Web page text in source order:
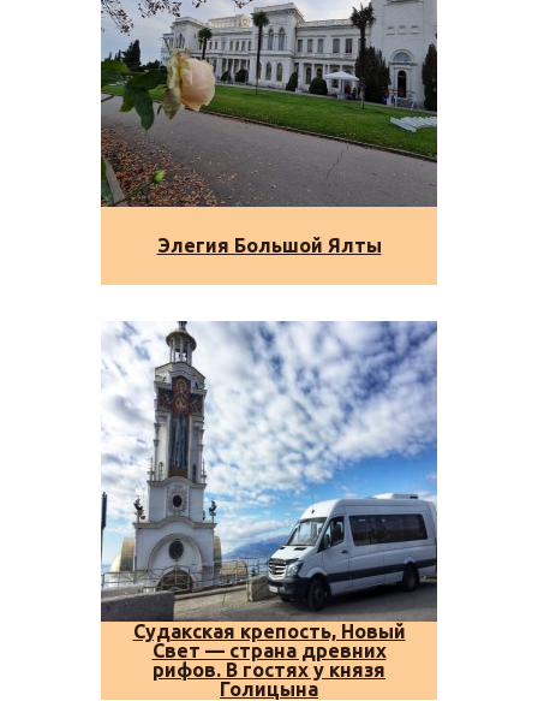
Элегия Большой Ялты
Судакская крепость, Новый
Свет — страна древних
рифов. В гостях у князя
Голицына